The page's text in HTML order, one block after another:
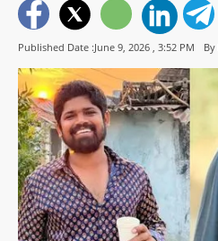
Published Date :June 9, 2026 , 3:52 PM By